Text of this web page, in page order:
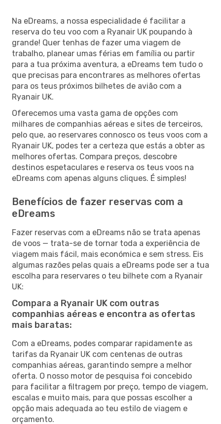
Na eDreams, a nossa especialidade é facilitar a
reserva do teu voo com a Ryanair UK poupando à
grande! Quer tenhas de fazer uma viagem de
trabalho, planear umas férias em família ou partir
para a tua próxima aventura, a eDreams tem tudo o
que precisas para encontrares as melhores ofertas
para os teus próximos bilhetes de avião com a
Ryanair UK.
Oferecemos uma vasta gama de opções com
milhares de companhias aéreas e sites de terceiros,
pelo que, ao reservares connosco os teus voos com a
Ryanair UK, podes ter a certeza que estás a obter as
melhores ofertas. Compara preços, descobre
destinos espetaculares e reserva os teus voos na
eDreams com apenas alguns cliques. É simples!
Benefícios de fazer reservas com a
eDreams
Fazer reservas com a eDreams não se trata apenas
de voos — trata-se de tornar toda a experiência de
viagem mais fácil, mais económica e sem stress. Eis
algumas razões pelas quais a eDreams pode ser a tua
escolha para reservares o teu bilhete com a Ryanair
UK:
Compara a Ryanair UK com outras
companhias aéreas e encontra as ofertas
mais baratas:
Com a eDreams, podes comparar rapidamente as
tarifas da Ryanair UK com centenas de outras
companhias aéreas, garantindo sempre a melhor
oferta. O nosso motor de pesquisa foi concebido
para facilitar a filtragem por preço, tempo de viagem,
escalas e muito mais, para que possas escolher a
opção mais adequada ao teu estilo de viagem e
orçamento.